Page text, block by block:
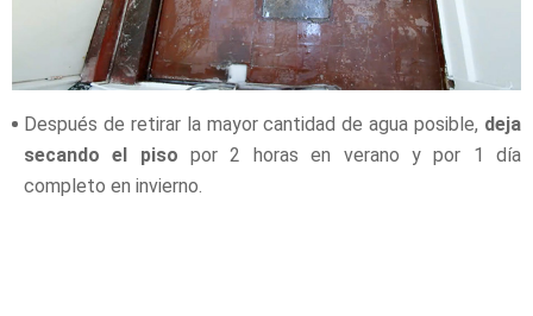
Después de retirar la mayor cantidad de agua posible, deja
secando el piso por 2 horas en verano y por 1 día
completo en invierno.